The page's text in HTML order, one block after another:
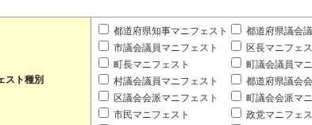
スト種別
都道府県知事マニフェスト 都道府県議会
市議会議員マニフェスト
区長マニフェ
町長マニフェスト
町議会議員マ
村議会議員マニフェスト
都道府県議会
区議会会派マニフェスト
町議会会派マ
市民マニフェスト
政党マニフェ